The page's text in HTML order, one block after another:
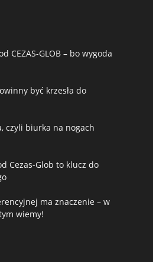
CEZAS-GLOB – bo wygoda
być krzesła do
czyli biurka na nogach
Cezas-Glob to klucz do
ma znaczenie – w
wiemy!